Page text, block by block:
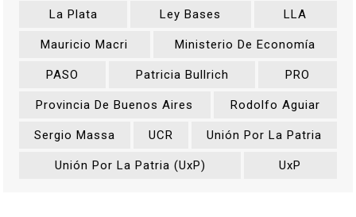
La Plata Ley Bases LLA
Mauricio Macri Ministerio De Economía
PASO Patricia Bullrich PRO
Provincia De Buenos Aires Rodolfo Aguiar
Sergio Massa UCR Unión Por La Patria
Unión Por La Patria (UxP) UxP